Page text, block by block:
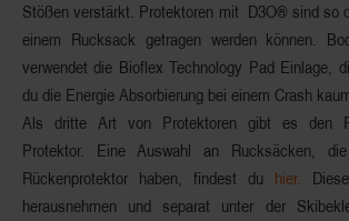
Stößen verstärkt. Protektoren mit D3O® sind so
einem Rucksack getragen werden können.
verwendet die Bioflex Technology Pad Einlage,
du die Energie Absorbierung bei einem Crash
Als dritte Art von Protektoren gibt es den
Protektor. Eine Auswahl an Rucksäcken, die
Rückenprotektor haben, findest du hier.
herausnehmen und separat unter der